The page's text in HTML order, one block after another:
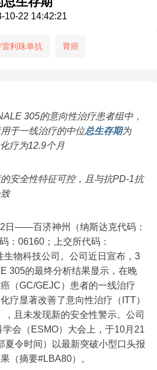
10-22 14:42:21
雷利珠单抗 胃癌
305的意向性治疗患者组中，
于一线治疗的中位总生存期为
疗为12.9个月
安全性特征可控，且与抗PD-1抗
日——百济神州（纳斯达克代码：
：06160；上交所代码：
生物科技公司。公司近日宣布，3
305的最终分析结果显示，在晚
（GC/GEJC）患者的一线治疗
疗显著改善了意向性治疗（ITT）
，且未发现新的安全性警示。公司
会（ESMO）大会上，于10月21
夏令时间）以最新突破小型口头报
（摘要#LBA80）。